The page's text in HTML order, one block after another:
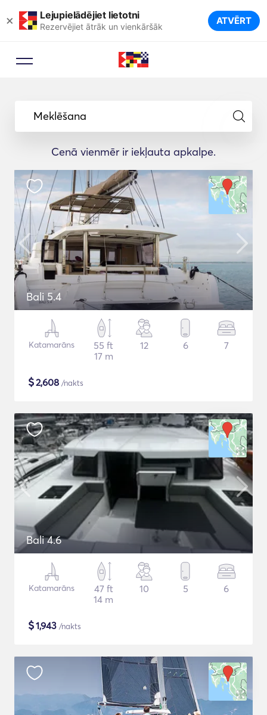
× Lejupielādējiet lietotni
Rezervējiet ātrāk un vienkāršāk ATVĒRT
Meklēšana
Cenā vienmēr ir iekļauta apkalpe.
Bali 5.4
Katamarāns
55 ft
17 m
12 6 7
$2,608 /nakts
Bali 4.6
Katamarāns
47 ft
14 m
10 5 6
$1,943 /nakts